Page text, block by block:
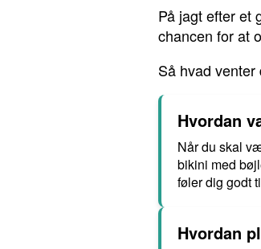
På jagt efter et
chancen for at
Så hvad
Hvordan
Når du skal
bikini med
føler dig godt
Hvordan